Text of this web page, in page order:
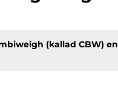
(kallad CBW) en